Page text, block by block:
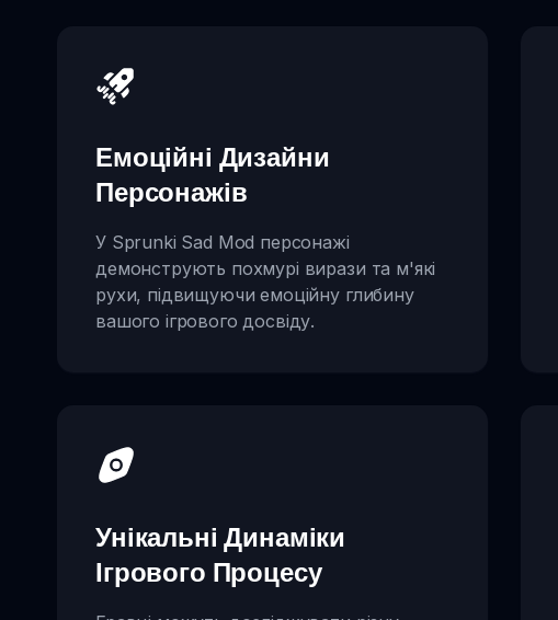
Емоційні Дизайни
Персонажів
У Sprunki Sad Mod персонажі
демонструють похмурі вирази та м'які
рухи, підвищуючи емоційну глибину
вашого ігрового досвіду.
Унікальні Динаміки
Ігрового Процесу